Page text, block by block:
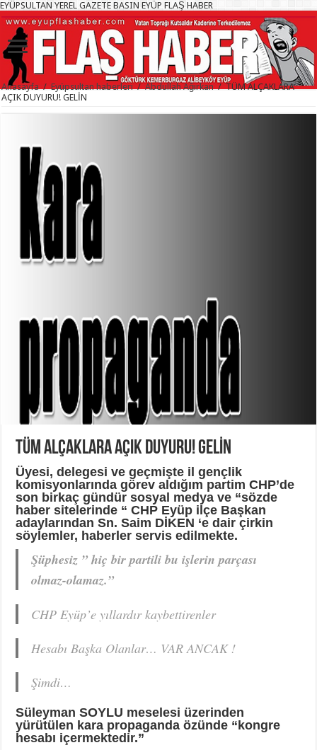
EYÜPSULTAN YEREL GAZETE BASIN EYÜP FLAŞ HABER
Anasayfa / Eyüpsultan haberleri / Abdullah Ağırkan / TÜM ALÇAKLARA
AÇIK DUYURU! GELİN
TÜM ALÇAKLARA AÇIK DUYURU! GELİN
Üyesi, delegesive geçmişte il gençlik
komisyonlarında görev aldığım partim CHP’de
son birkaç gündür sosyal medya ve “sözde
haber sitelerinde “ CHP Eyüp ilçe Başkan
adaylarından Sn. Saim DİKEN ‘e dair çirkin
söylemler, haberler servis edilmekte.
Şüphesiz ” hiç bir partili bu işlerin parçası
olmaz-olamaz.”
CHP Eyüp’e yıllardır kaybettirenler
Hesabı Başka Olanlar… VAR ANCAK !
Şimdi…
Süleyman SOYLU meselesi üzerinden
yürütülen kara propaganda özünde “kongre
hesabı içermektedir.”